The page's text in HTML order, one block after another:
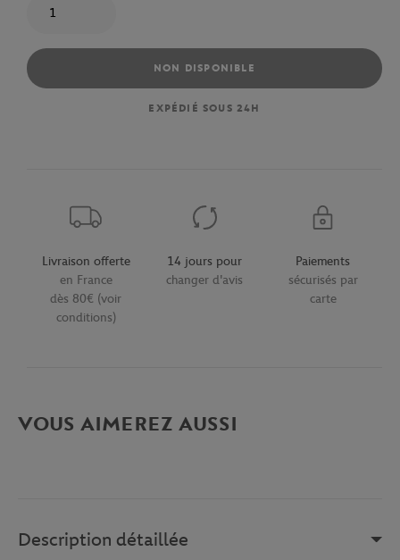
NON DISPONIBLE
EXPÉDIÉ SOUS 24H
Livraison offerte
en France
dès 80€ (voir
conditions)
14 jours pour
changer d'avis
Paiements
sécurisés par
carte
VOUS AIMEREZ AUSSI
Description détaillée